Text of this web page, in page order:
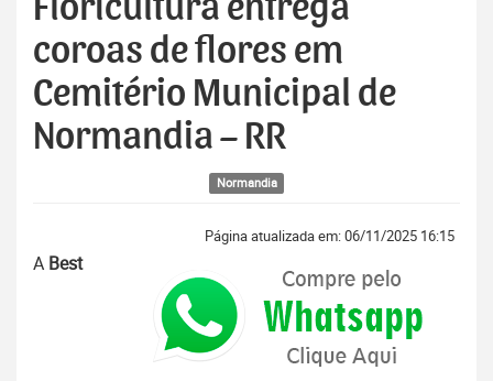
Floricultura entrega
coroas de flores em
Cemitério Municipal de
Normandia – RR
Normandia
Página atualizada em: 06/11/2025 16:15
A Best